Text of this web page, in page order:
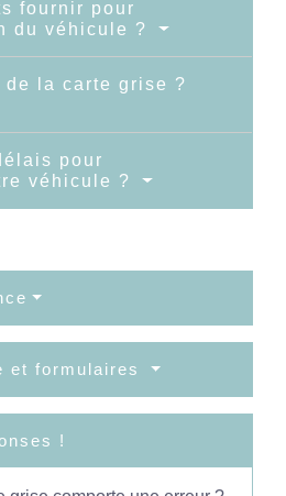
fournir pour
du véhicule ?
de la carte grise ?
pour
véhicule ?
et formulaires
!